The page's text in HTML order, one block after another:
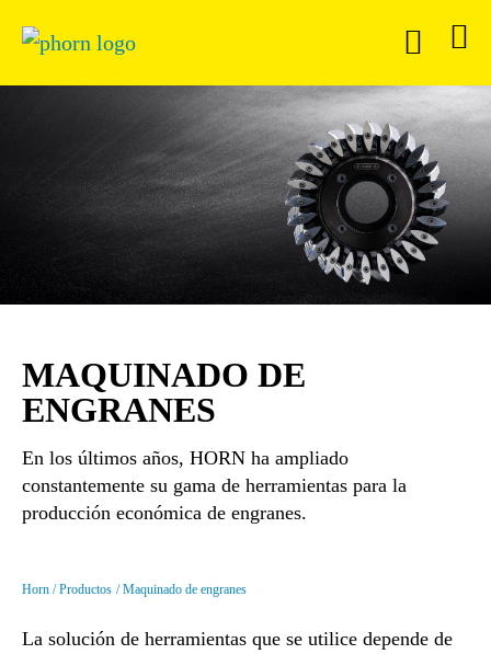
MAQUINADO DE
ENGRANES
En los últimos años, HORN ha ampliado
constantemente su gama de herramientas para la
producción económica de engranes.
Horn Productos Maquinado de engranes
La solución de herramientas que se utilice depende de